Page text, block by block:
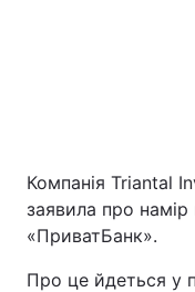
Компанія Triantal
заявила про
«ПриватБанк».
Про це йдеться у